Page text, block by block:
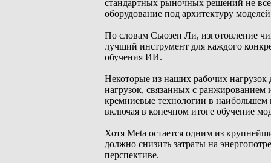
стандартных рыночных решений не
оборудование под архитектуру
По словам Сьюзен Ли, изготовление
лучший инструмент для каждого
обучения ИИ.
Некоторые из наших рабочих
нагрузок, связанных с
кремниевые технологии в
включая в конечном итоге обучение
Хотя Meta остается одним из
должно снизить затраты на
перспективе.